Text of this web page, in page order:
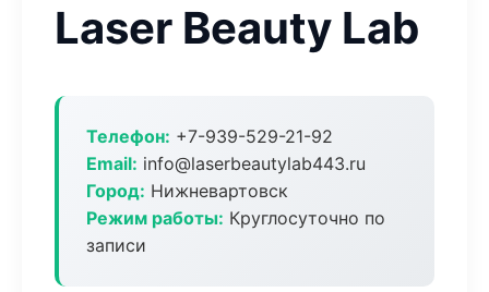
Laser Beauty Lab
Телефон: +7-939-529-21-92
Email: info@laserbeautylab443.ru
Город: Нижневартовск
Режим работы: Круглосуточно по
записи